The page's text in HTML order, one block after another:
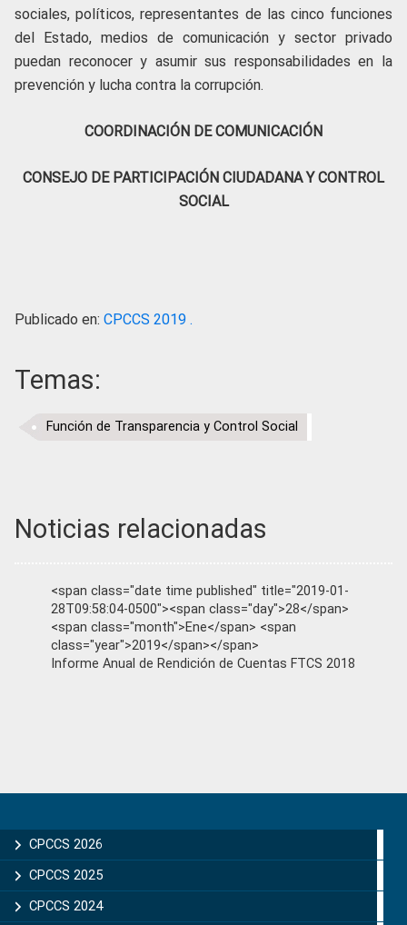
sociales, políticos, representantes de las cinco funciones
del Estado, medios de comunicación y sector privado
puedan reconocer y asumir sus responsabilidades en la
prevención y lucha contra la corrupción.
COORDINACIÓN DE COMUNICACIÓN
CONSEJO DE PARTICIPACIÓN CIUDADANA Y CONTROL
SOCIAL
Publicado en: CPCCS 2019 .
Temas:
Función de Transparencia y Control Social
Noticias relacionadas
<span class="date time published" title="2019-01-
28T09:58:04-0500"><span class="day">28</span>
<span class="month">Ene</span> <span
class="year">2019</span></span>
Informe Anual de Rendición de Cuentas FTCS 2018
Sidebar
CPCCS 2026
CPCCS 2025
CPCCS 2024